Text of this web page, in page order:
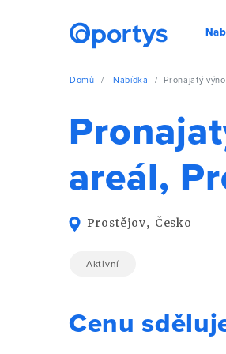
Domů Nabídka Pronajatý
areál,
Prostějov, Česko
Aktivní
Cenu